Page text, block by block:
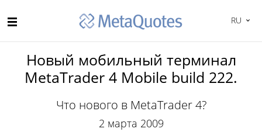
RU
Новый мобильный терминал
MetaTrader 4 Mobile build 222.
Что нового в MetaTrader 4?
2 марта 2009